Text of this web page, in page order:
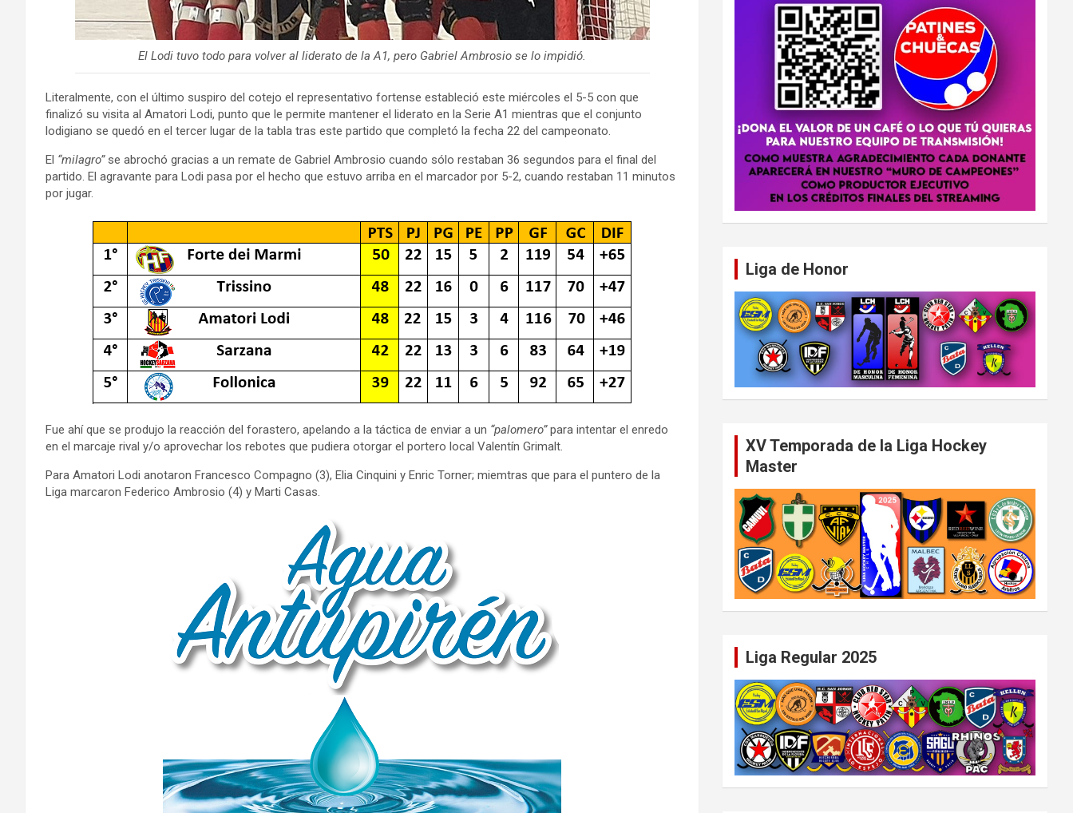
El Lodi tuvo todo para volver al liderato de la A1, pero Gabriel Ambrosio se lo impidió.
Literalmente, con el último suspiro del cotejo el representativo fortense estableció este miércoles el 5-5 con que
finalizó su visita al Amatori Lodi, punto que le permite mantener el liderato en la Serie A1 mientras que el conjunto
lodigiano se quedó en el tercer lugar de la tabla tras este partido que completó la fecha 22 del campeonato.
El “milagro” se abrochó gracias a un remate de Gabriel Ambrosio cuando sólo restaban 36 segundos para el final del
partido. El agravante para Lodi pasa por el hecho que estuvo arriba en el marcador por 5-2, cuando restaban 11 minutos
por jugar.
Fue ahí que se produjo la reacción del forastero, apelando a la táctica de enviar a un “palomero”para intentar el enredo
en el marcaje rival y/o aprovechar los rebotes que pudiera otorgar el portero local Valentín Grimalt.
Para Amatori Lodi anotaron Francesco Compagno (3), Elia Cinquini y Enric Torner; miemtras que para el puntero de la
Liga marcaron Federico Ambrosio (4) y Marti Casas.
Liga de Honor
XV Temporada de la Liga Hockey
Master
Liga Regular 2025